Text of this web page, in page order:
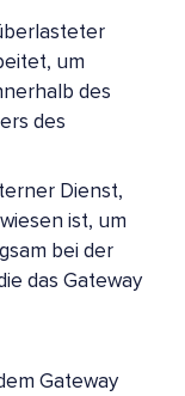
um
des
des
Dienst,
ist, um
bei der
das Gateway
Gateway